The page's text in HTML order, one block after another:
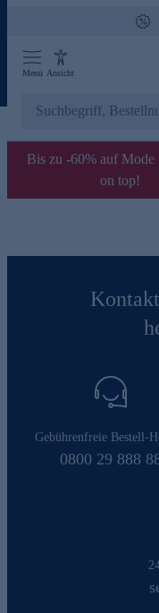
Menü Ansicht
Bis zu -60% auf Mode
on top!
Gebührenfreie Bestell-
0800 29 888